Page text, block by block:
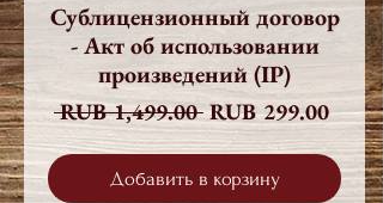
Сублицензионный договор
- Акт об использовании
произведений (IP)
RUB 1,499.00 Обычная
цена
RUB 299.00
Добавить в корзину